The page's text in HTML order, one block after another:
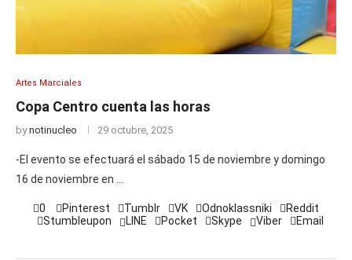
Artes Marciales
Copa Centro cuenta las horas
bynotinucleo 29 octubre, 2025
-El evento se efectuará el sábado 15 de noviembre y domingo
16 de noviembre en …
0 Pinterest Tumblr VK Odnoklassniki
Reddit
Stumbleupon
LINE Pocket Skype Viber Email